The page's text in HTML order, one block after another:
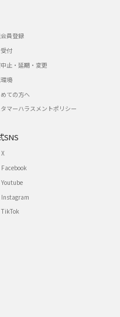
員登録
付
止・延期・変更
境
ての方へ
マーハラスメントポリシー
SNS
X
Facebook
Youtube
Instagram
TikTok